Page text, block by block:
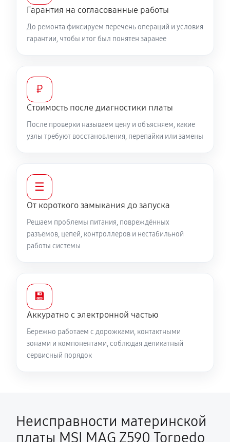
Гарантия на согласованные работы
До ремонта фиксируем перечень операций и условия
гарантии, чтобы итог был понятен заранее
₽
Стоимость после диагностики платы
После проверки называем цену и объясняем, какие
узлы требуют восстановления, перепайки или замены
☰
От короткого замыкания до запуска
Решаем проблемы питания, повреждённых
разъёмов, цепей, контроллеров и нестабильной
работы системы
💾
Аккуратно с электронной частью
Бережно работаем с дорожками, контактными
зонами и компонентами, соблюдая деликатный
сервисный порядок
Неисправности материнской
платы MSI MAG Z590 Torpedo